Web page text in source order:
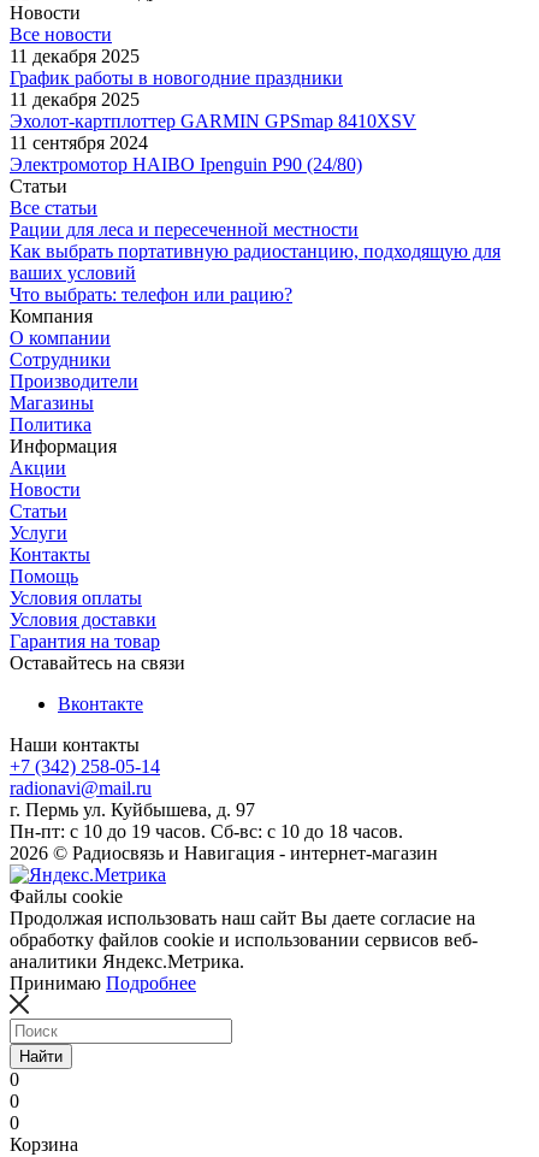
Новости
Все новости
11 декабря 2025
График работы в новогодние праздники
11 декабря 2025
Эхолот-картплоттер GARMIN GPSmap 8410XSV
11 сентября 2024
Электромотор HAIBO Ipenguin P90 (24/80)
Статьи
Все статьи
Рации для леса и пересеченной местности
Как выбрать портативную радиостанцию, подходящую для
ваших условий
Что выбрать: телефон или рацию?
Компания
О компании
Сотрудники
Производители
Магазины
Политика
Информация
Акции
Новости
Статьи
Услуги
Контакты
Помощь
Условия оплаты
Условия доставки
Гарантия на товар
Оставайтесь на связи
Вконтакте
Наши контакты
+7 (342) 258-05-14
radionavi@mail.ru
г. Пермь ул. Куйбышева, д. 97
Пн-пт: с 10 до 19 часов. Сб-вс: с 10 до 18 часов.
2026 © Радиосвязь и Навигация - интернет-магазин
Файлы cookie
Продолжая использовать наш сайт Вы даете согласие на
обработку файлов cookie и использовании сервисов веб-
аналитики Яндекс.Метрика.
Принимаю Подробнее
Найти
0
0
0
Корзина